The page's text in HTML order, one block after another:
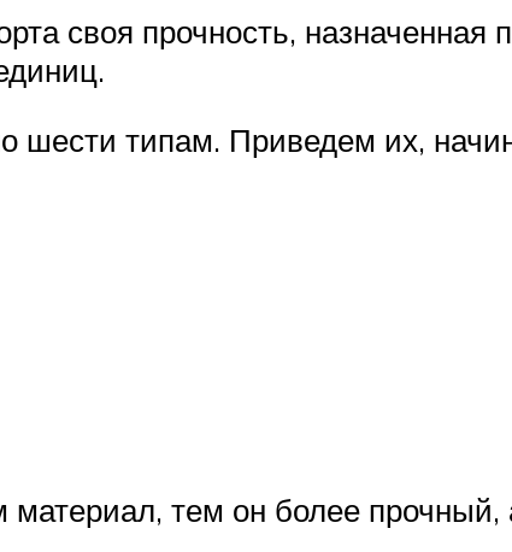
своя прочность, назначенная
шести типам. Приведем их,
тем он более прочный,